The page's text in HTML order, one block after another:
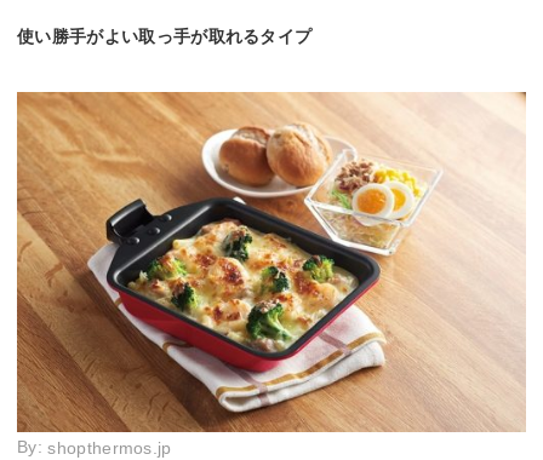
使い勝手がよい取っ手が取れるタイプ
By: shopthermos.jp